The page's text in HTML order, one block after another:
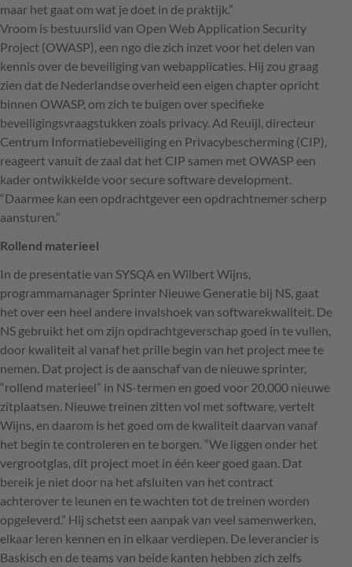
maar het gaat om wat je doet in de praktijk.”
Vroom is bestuurslid van Open Web Application Security
Project (OWASP), een ngo die zich inzet voor het delen van
kennis over de beveiliging van webapplicaties. Hij zou graag
zien dat de Nederlandse overheid een eigen chapter opricht
binnen OWASP, om zich te buigen over specifieke
beveiligingsvraagstukken zoals privacy. Ad Reuijl, directeur
Centrum Informatiebeveiliging en Privacybescherming (CIP),
reageert vanuit de zaal dat het CIP samen met OWASP een
kader ontwikkelde voor secure software development.
“Daarmee kan een opdrachtgever een opdrachtnemer scherp
aansturen.”
Rollend materieel
In de presentatie van SYSQA en Wilbert Wijns,
programmamanager Sprinter Nieuwe Generatie bij NS, gaat
het over een heel andere invalshoek van softwarekwaliteit. De
NS gebruikt het om zijn opdrachtgeverschap goed in te vullen,
door kwaliteit al vanaf het prille begin van het project mee te
nemen. Dat project is de aanschaf van de nieuwe sprinter,
“rollend materieel” in NS-termen en goed voor 20.000 nieuwe
zitplaatsen. Nieuwe treinen zitten vol met software, vertelt
Wijns, en daarom is het goed om de kwaliteit daarvan vanaf
het begin te controleren en te borgen. “We liggen onder het
vergrootglas, dit project moet in één keer goed gaan. Dat
bereik je niet door na het afsluiten van het contract
achterover te leunen en te wachten tot de treinen worden
opgeleverd.” Hij schetst een aanpak van veel samenwerken,
elkaar leren kennen en in elkaar verdiepen. De leverancier is
Baskisch en de teams van beide kanten hebben zich zelfs